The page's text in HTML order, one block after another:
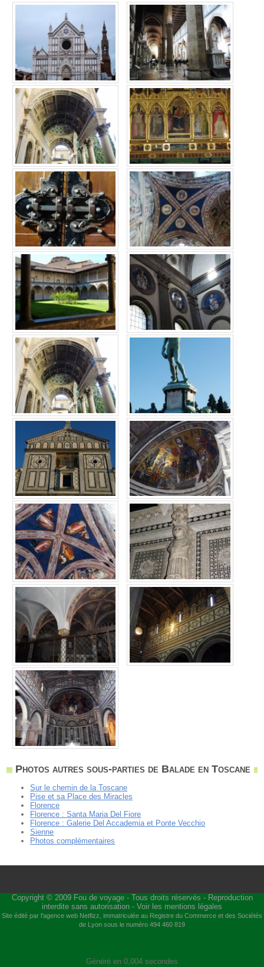
Photos autres sous-parties de Balade en Toscane
Sur le chemin de la Toscane
Pise et sa Place des Miracles
Florence
Florence : Santa Maria Del Fiore
Florence : Galerie Del Accademia et Ponte Vecchio
Sienne
Photos complémentaires
Copyright © 2009 Fou de voyage- Tous droits réservés - Reproduction
interdite sans autorisation - Voir les mentions légales
Site édité par l'agence web Netfizz , immatriculée au Registre du Commerce et des Sociétés
de Lyon sous le numéro 494 460 819
Généré en 0,004 secondes